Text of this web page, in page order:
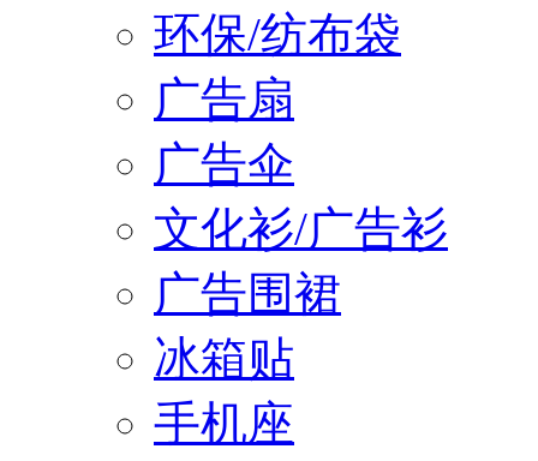
环保/纺布袋
广告扇
广告伞
文化衫/广告衫
广告围裙
冰箱贴
手机座